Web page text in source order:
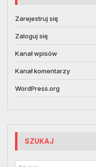
Zarejestruj się
Zaloguj się
Kanał wpisów
Kanał komentarzy
WordPress.org
SZUKAJ